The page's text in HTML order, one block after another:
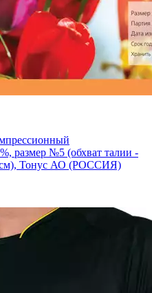
размер №5 (обхват талии -
Тонус АО (РОССИЯ)